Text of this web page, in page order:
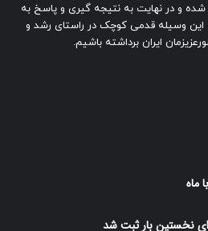
شده و در نهایت به نتیجه گیری و پاسخ به
این وسیله قدمی کوچک در راستای رشد و
ایران برداشته باشیم.
ماه